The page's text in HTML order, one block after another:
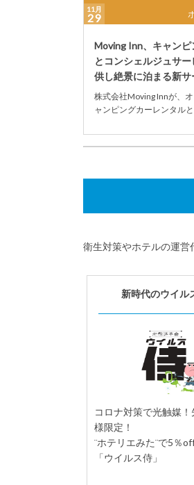
11月
29
Moving Inn、キャンピ
とコンシェルジュサ
供し絶景に泊まる新サ
開始
株式会社Moving Innが、
ャンピングカーレンタル
を、第一弾...
衛生対策やホテルの運営
新時代のウイル
コロナ対策で光触媒！
様限定！
¨ホテリエみた¨で5％
「ウイルス侍」